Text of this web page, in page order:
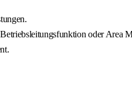
oder Area